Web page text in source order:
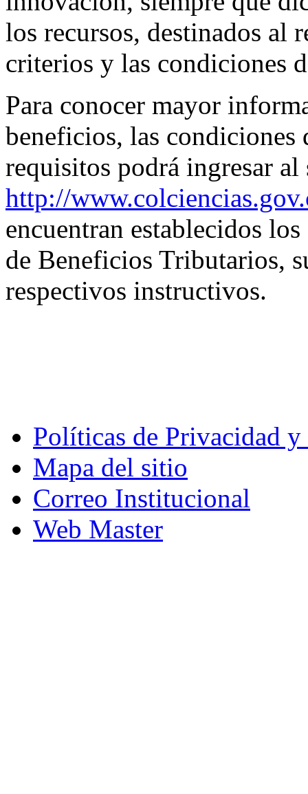
los recursos, destinados al
criterios y las condiciones
Para conocer mayor
beneficios, las
requisitos podrá ingresar al
http://
encuentran establecidos
de Beneficios Tributarios,
respectivos instructivos.
Políticas de Privacidad
Mapa del sitio
Correo Institucional
Web Master